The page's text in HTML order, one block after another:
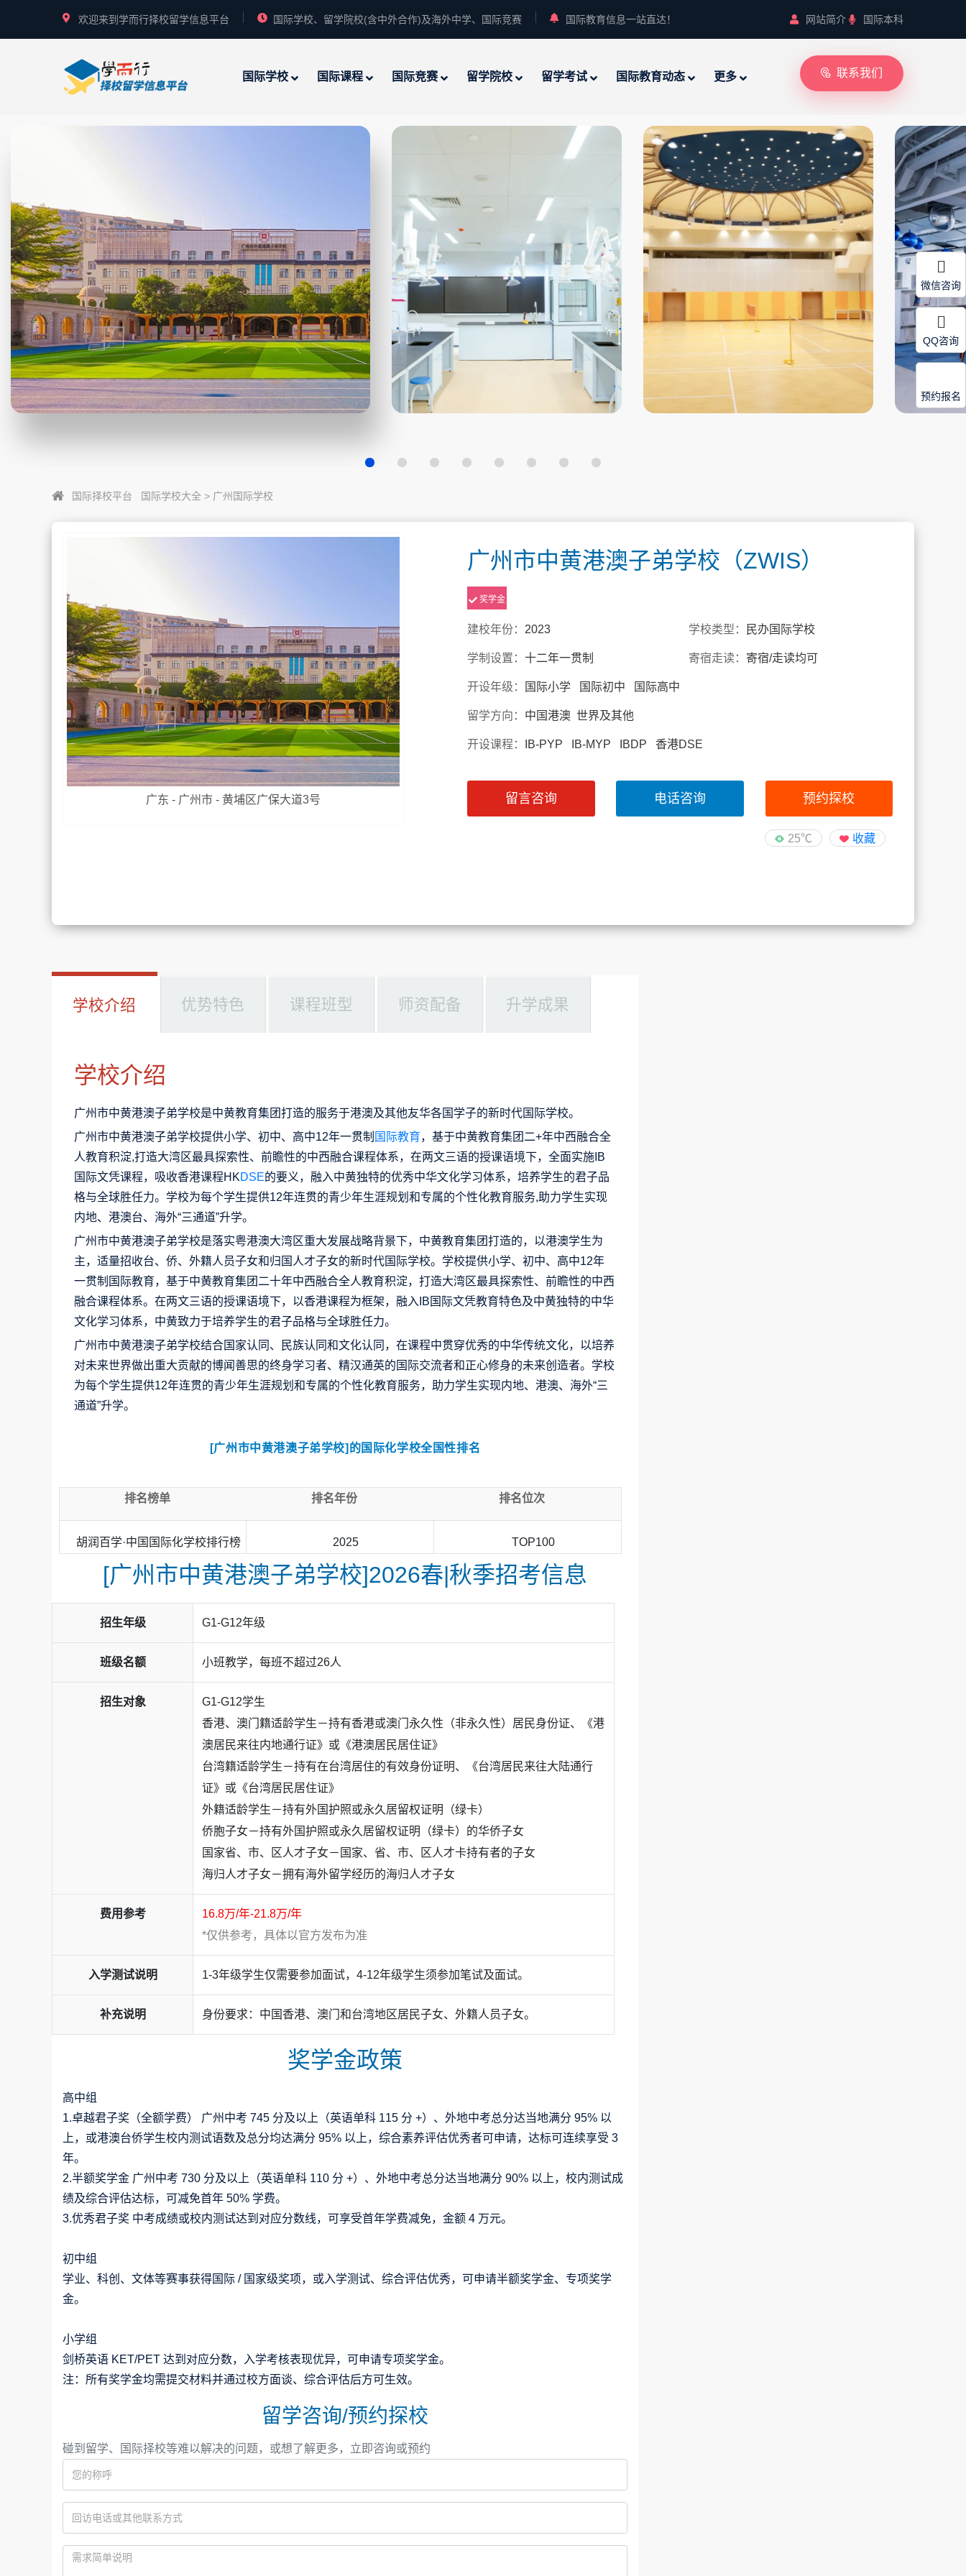
欢迎来到学而行择校留学信息平台 国际学校、留学院校(含中外合作)及海外中学、国际竞赛 国际教育信息一站直达！ 网站简介 国际本科
国际学校 国际课程 国际竞赛 留学院校 留学考试 国际教育动态 更多 联系我们
国际择校平台 国际学校大全 > 广州国际学校
广东 - 广州市 - 黄埔区广保大道3号
广州市中黄港澳子弟学校（ZWIS）
奖学金
建校年份： 2023 学校类型： 民办国际学校
学制设置：十二年一贯制 寄宿走读： 寄宿/走读均可
开设年级： 国际小学 国际初中 国际高中
留学方向： 中国港澳 世界及其他
开设课程： IB-PYP IB-MYP IBDP 香港DSE
留言咨询 电话咨询 预约探校
25℃ 收藏
学校介绍 优势特色 课程班型 师资配备 升学成果
学校介绍
广州市中黄港澳子弟学校是中黄教育集团打造的服务于港澳及其他友华各国学子的新时代国际学校。
广州市中黄港澳子弟学校提供小学、初中、高中12年一贯制 国际教育，基于中黄教育集团二+年中西融合全
人教育积淀,打造大湾区最具探索性、前瞻性的中西融合课程体系，在两文三语的授课语境下，全面实施IB
国际文凭课程，吸收香港课程HKDSE的要义，融入中黄独特的优秀中华文化学习体系，培养学生的君子品
格与全球胜任力。学校为每个学生提供12年连贯的青少年生涯规划和专属的个性化教育服务,助力学生实现
内地、港澳台、海外“三通道”升学。
广州市中黄港澳子弟学校是落实粤港澳大湾区重大发展战略背景下，中黄教育集团打造的，以港澳学生为
主，适量招收台、侨、外籍人员子女和归国人才子女的新时代国际学校。学校提供小学、初中、高中12年
一贯制国际教育，基于中黄教育集团二十年中西融合全人教育积淀，打造大湾区最具探索性、前瞻性的中西
融合课程体系。在两文三语的授课语境下，以香港课程为框架，融入IB国际文凭教育特色及中黄独特的中华
文化学习体系，中黄致力于培养学生的君子品格与全球胜任力。
广州市中黄港澳子弟学校结合国家认同、民族认同和文化认同，在课程中贯穿优秀的中华传统文化，以培养
对未来世界做出重大贡献的博闻善思的终身学习者、精汉通英的国际交流者和正心修身的未来创造者。学校
为每个学生提供12年连贯的青少年生涯规划和专属的个性化教育服务，助力学生实现内地、港澳、海外“三
通道”升学。
[广州市中黄港澳子弟学校]的国际化学校全国性排名
排名榜单 排名年份 排名位次
胡润百学·中国国际化学校排行榜 2025 TOP100
[广州市中黄港澳子弟学校]2026春|秋季招考信息
招生年级 G1-G12年级
班级名额 小班教学，每班不超过26人
招生对象
G1-G12学生
香港、澳门籍适龄学生－持有香港或澳门永久性（非永久性）居民身份证、《港
澳居民来往内地通行证》或《港澳居民居住证》
台湾籍适龄学生－持有在台湾居住的有效身份证明、《台湾居民来往大陆通行
证》或《台湾居民居住证》
外籍适龄学生－持有外国护照或永久居留权证明（绿卡）
侨胞子女－持有外国护照或永久居留权证明（绿卡）的华侨子女
国家省、市、区人才子女－国家、省、市、区人才卡持有者的子女
海归人才子女－拥有海外留学经历的海归人才子女
费用参考
16.8万/年-21.8万/年
*仅供参考，具体以官方发布为准
入学测试说明 1-3年级学生仅需要参加面试，4-12年级学生须参加笔试及面试。
补充说明 身份要求：中国香港、澳门和台湾地区居民子女、外籍人员子女。
奖学金政策
高中组
1.卓越君子奖（全额学费） 广州中考 745 分及以上（英语单科 115 分 +）、外地中考总分达当地满分 95% 以
上，或港澳台侨学生校内测试语数及总分均达满分 95% 以上，综合素养评估优秀者可申请，达标可连续享受 3
年。
2.半额奖学金 广州中考 730 分及以上（英语单科 110 分 +）、外地中考总分达当地满分 90% 以上，校内测试成
绩及综合评估达标，可减免首年 50% 学费。
3.优秀君子奖 中考成绩或校内测试达到对应分数线，可享受首年学费减免，金额 4 万元。
初中组
学业、科创、文体等赛事获得国际 / 国家级奖项，或入学测试、综合评估优秀，可申请半额奖学金、专项奖学
金。
小学组
剑桥英语 KET/PET 达到对应分数，入学考核表现优异，可申请专项奖学金。
注：所有奖学金均需提交材料并通过校方面谈、综合评估后方可生效。
留学咨询/预约探校
碰到留学、国际择校等难以解决的问题，或想了解更多，立即咨询或预约
微信咨询
QQ咨询
预约报名